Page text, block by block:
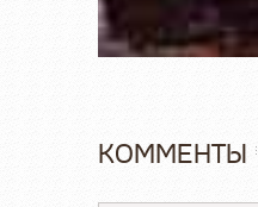
КОММЕНТЫ